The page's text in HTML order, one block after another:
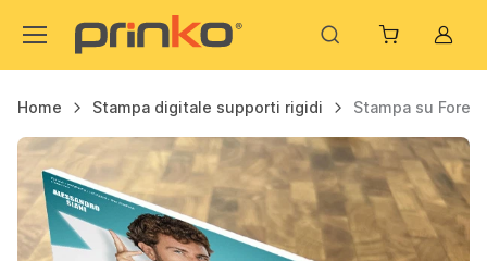
Home Stampa digitale supporti rigidi Stampa su Forex